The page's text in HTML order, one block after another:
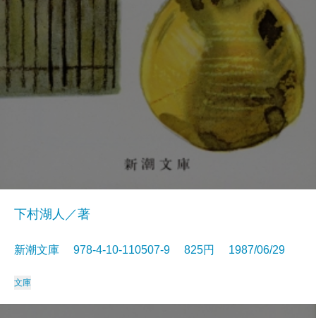
下村湖人／著
新潮文庫 978-4-10-110507-9 825円 1987/06/29
文庫